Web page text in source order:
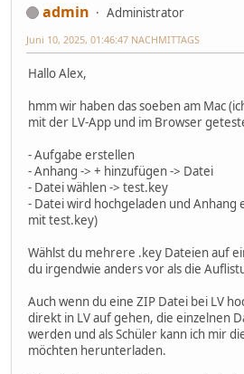
admin
Administrator
Juni 10, 2025, 01:46:47 NACHMITTAGS
Hallo Alex,
hmm wir haben das soeben am Mac
mit der LV-App und im Browser
- Aufgabe erstellen
- Anhang -> + hinzufügen -> Datei
- Datei wählen -> test.key
- Datei wird hochgeladen und
mit test.key)
Wählst du mehrere .key Dateien auf
du irgendwie anders vor als die
Auch wenn du eine ZIP Datei bei LV
direkt in LV auf gehen, die einzelnen
werden und als Schüler kann ich mir
möchten herunterladen.